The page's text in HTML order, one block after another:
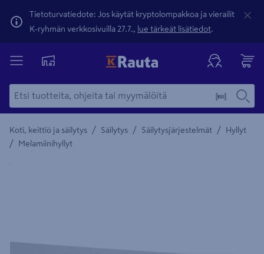
Tietoturvatiedote: Jos käytät kryptolompakkoa ja vierailit
K-ryhmän verkkosivuilla 27.7., lue tärkeät lisätiedot.
Koti, keittiö ja säilytys / Säilytys / Säilytysjärjestelmät / Hyllyt
/ Melamiinihyllyt
Yksityiskohtainen kuvaus löytyy Tuotteen kuvaus -